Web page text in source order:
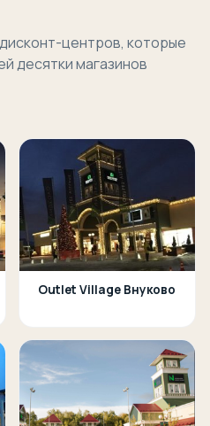
центров, которые
десятки магазинов
Outlet Village Внуково